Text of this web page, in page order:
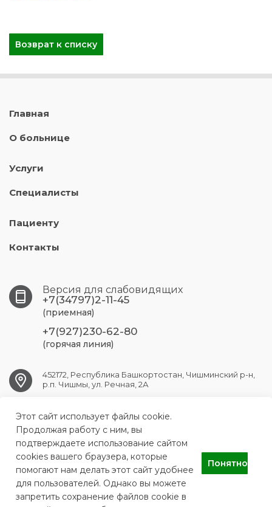
Возврат к списку
Главная
О больнице
Услуги
Специалисты
Пациенту
Контакты
Версия для слабовидящих
+7(34797)2-11-45
(приемная)
+7(927)230-62-80
(горячая линия)
452172, Республика Башкортостан, Чишминский р-н,
р.п. Чишмы, ул. Речная, 2А
chishmy.crb@doctorrb.ru
ГБУЗ РБ Чишминская ЦРБ
Этот сайт использует файлы cookie.
Продолжая работу с ним, вы
подтверждаете использование сайтом
cookies вашего браузера, которые
помогают нам делать этот сайт удобнее
для пользователей. Однако вы можете
запретить сохранение файлов cookie в
Понятно